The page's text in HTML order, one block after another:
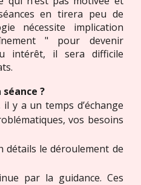
en tirera peu de
nécessite implication
" pour devenir
intérêt, il sera difficile
?
y a un temps d’échange
s,vos besoins
détails le déroulement de
par la guidance. Ces